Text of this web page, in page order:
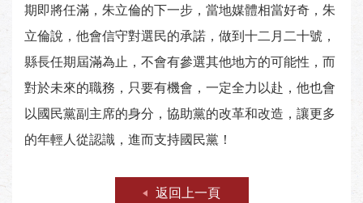
期即將任滿，朱立倫的下一步，當地媒體相當好奇，朱
立倫說，他會信守對選民的承諾，做到十二月二十號，
縣長任期屆滿為止，不會有參選其他地方的可能性，而
對於未來的職務，只要有機會，一定全力以赴，他也會
以國民黨副主席的身分，協助黨的改革和改造，讓更多
的年輕人從認識，進而支持國民黨！
返回上一頁